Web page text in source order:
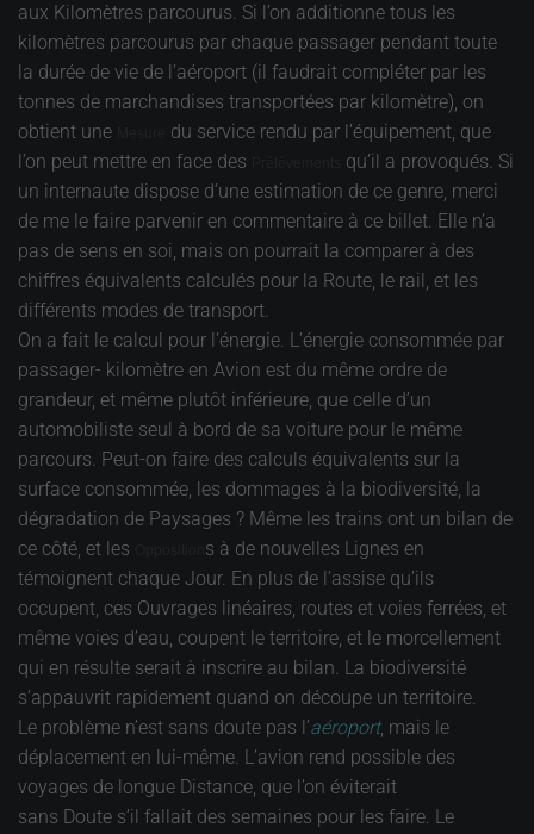
aux Kilomètres parcourus. Si l’on additionne tous les
kilomètres parcourus par chaque passager pendant toute
la durée de vie de l’aéroport (il faudrait compléter par les
tonnes de marchandises transportées par kilomètre), on
obtient une
du service rendu par l’équipement, que
l’on peut mettre en face des
qu’il a provoqués. Si
un internaute dispose d’une estimation de ce genre, merci
de me le faire parvenir en commentaire à ce billet. Elle n’a
pas de sens en soi, mais on pourrait la comparer à des
chiffres équivalents calculés pour la Route, le rail, et les
différents modes de transport.
On a fait le calcul pour l’énergie. L’énergie consommée par
passager- kilomètre en Avion est du même ordre de
grandeur, et même plutôt inférieure, que celle d’un
automobiliste seul à bord de sa voiture pour le même
parcours. Peut-on faire des calculs équivalents sur la
surface consommée, les dommages à la biodiversité, la
dégradation de Paysages ? Même les trains ont un bilan de
ce côté, et les
s à de nouvelles Lignes en
témoignent chaque Jour. En plus de l’assise qu’ils
occupent, ces Ouvrages linéaires, routes et voies ferrées, et
même voies d’eau, coupent le territoire, et le morcellement
qui en résulte serait à inscrire au bilan. La biodiversité
s’appauvrit rapidement quand on découpe un territoire.
Le problème n’est sans doute pas l’aéroport, mais le
déplacement en lui-même. L’avion rend possible des
voyages de longue Distance, que l’on éviterait
sans Doute s’il fallait des semaines pour les faire. Le